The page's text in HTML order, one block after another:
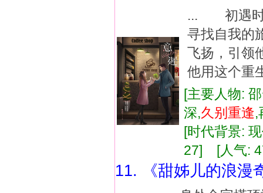
... 初遇时
寻找自我
飞扬，引
他用这个重
[主要人物:
深,久别 重逢
[时代背景:
27] [人气:
11. 《甜姊儿的浪漫